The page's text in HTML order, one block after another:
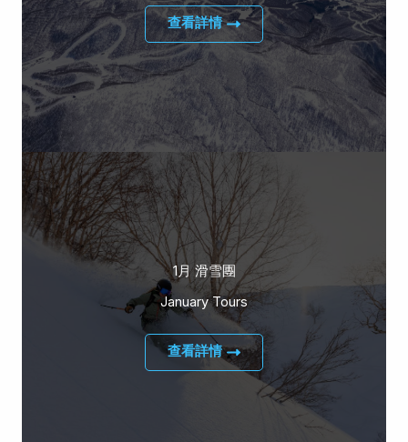
查看詳情
1月 滑雪團
January Tours
查看詳情